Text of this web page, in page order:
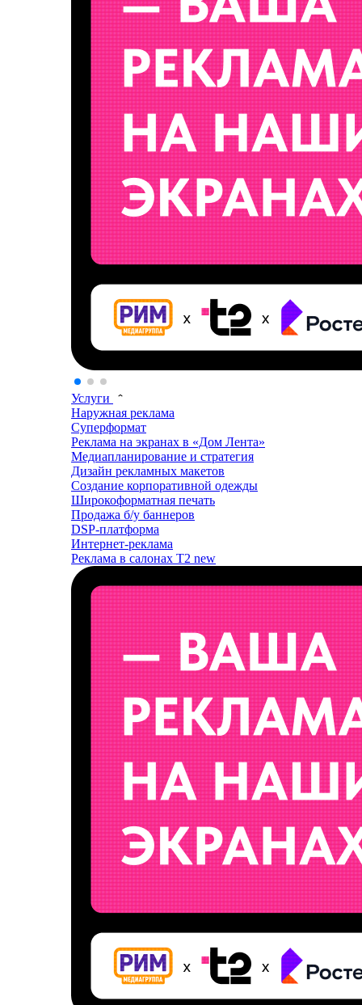
Услуги
Наружная реклама
Суперформат
Реклама на экранах в «Дом Лента»
Медиапланирование и стратегия
Дизайн рекламных макетов
Создание корпоративной одежды
Широкоформатная печать
Продажа б/у баннеров
DSP-платформа
Интернет-реклама
Реклама в салонах T2 new